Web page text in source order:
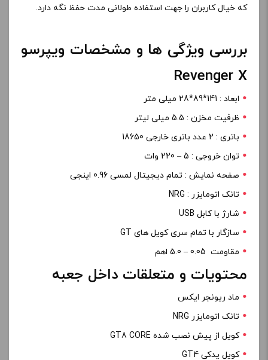
که خیال کاربران را جهت استفاده طولانی مدت حفظ نگه دارد.
بررسی ویژگی ها و مشخصات ویپرسو
Revenger X
ابعاد : 141*89*28 میلی متر
ظرفیت مخزن : 5.5 میلی لیتر
باتری : 2 عدد باتری خارجی 18650
توان خروجی : 5 – 220 وات
صفحه نمایش : تمام دیجیتال لمسی 0.96 اینجی
تانک اتومایزر : NRG
شارژ با کابل USB
سازگار با تمام سری کویل های GT
مقاومت 0.05 – 5.0 اهم
محتویات و متعلقات داخل جعبه
ماد ریونجر ایکس
تانک اتومایزر NRG
کویل از پیش نصب شده GT8 CORE
کویل یدکی GT4